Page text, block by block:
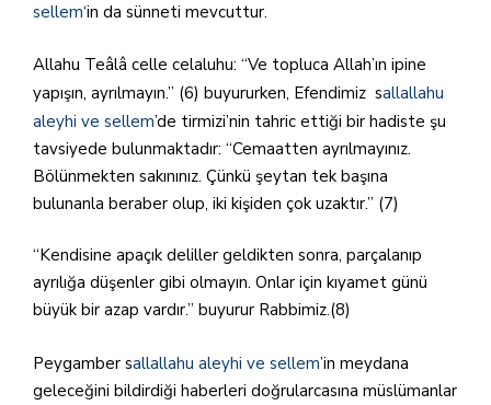
sellem‘in da sünneti mevcuttur.
Allahu Teâlâ celle celaluhu: “Ve topluca Allah’ın ipine
yapışın, ayrılmayın.” (6) buyururken, Efendimiz sallallahu
aleyhi ve sellem’de tirmizi’nin tahric ettiği bir hadiste şu
tavsiyede bulunmaktadır: “Cemaatten ayrılmayınız.
Bölünmekten sakınınız. Çünkü şeytan tek başına
bulunanla beraber olup, iki kişiden çok uzaktır.” (7)
“Kendisine apaçık deliller geldikten sonra, parçalanıp
ayrılığa düşenler gibi olmayın. Onlar için kıyamet günü
büyük bir azap vardır.” buyurur Rabbimiz.(8)
Peygamber sallallahu aleyhi ve sellem’in meydana
geleceğini bildirdiği haberleri doğrularcasına müslümanlar